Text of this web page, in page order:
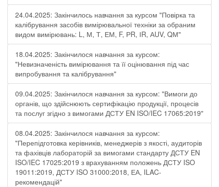
24.04.2025: Закінчилось навчання за курсом "Повірка та
калібрування засобів вимірювальної техніки за обраним
видом вимірювань: L, М, Т, ЕМ, F, РR, ІR, АUV, QМ"
18.04.2025: Закінчилося навчання за курсом:
"Невизначеність вимірювання та її оцінювання під час
випробування та калібрування"
09.04.2025: Закінчилося навчання за курсом: "Вимоги до
органів, що здійснюють сертифікацію продукції, процесів
та послуг згідно з вимогами ДСТУ EN ISO/IEC 17065:2019"
08.04.2025: Закінчилося навчання за курсом:
"Перепідготовка керівників, менеджерів з якості, аудиторів
та фахівців лабораторій за вимогами стандарту ДСТУ EN
ISO/IEC 17025:2019 з врахуванням положень ДСТУ ISO
19011:2019, ДСТУ ISO 31000:2018, ЕА, ILAC-
рекомендацій"